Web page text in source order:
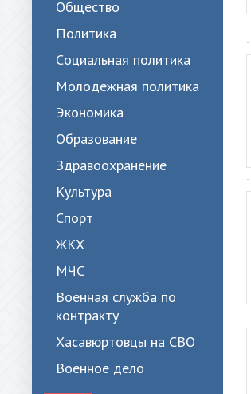
Общество
Политика
Cоциальная политика
Молодежная политика
Экономика
Образование
Здравоохранение
Культура
Спорт
ЖКХ
МЧС
Военная служба по
контракту
Хасавюртовцы на СВО
Военное дело